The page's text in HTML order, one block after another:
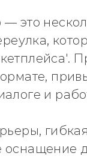
— это
и
оснащение